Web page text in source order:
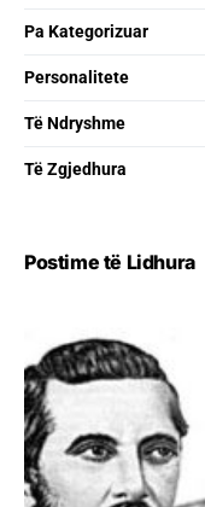
Pa Kategorizuar
Personalitete
Të Ndryshme
Të Zgjedhura
Postime të Lidhura